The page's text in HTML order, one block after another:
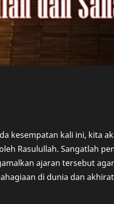
kesempatan kali ini, kita
Rasulullah. Sangatlah
ajaran tersebut
di dunia dan